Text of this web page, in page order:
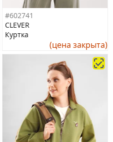
#602741
CLEVER
Куртка
(цена закрыта)